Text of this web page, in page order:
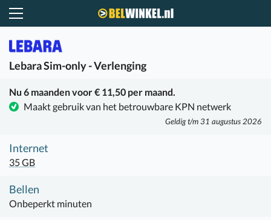
LebaraSim-only - Verlenging
Nu 6 maanden voor € 11,50 per maand.
Maakt gebruik van het betrouwbare KPN netwerk
Geldig t/m 31 augustus 2026
Internet
35 GB
Bellen
Onbeperkt minuten